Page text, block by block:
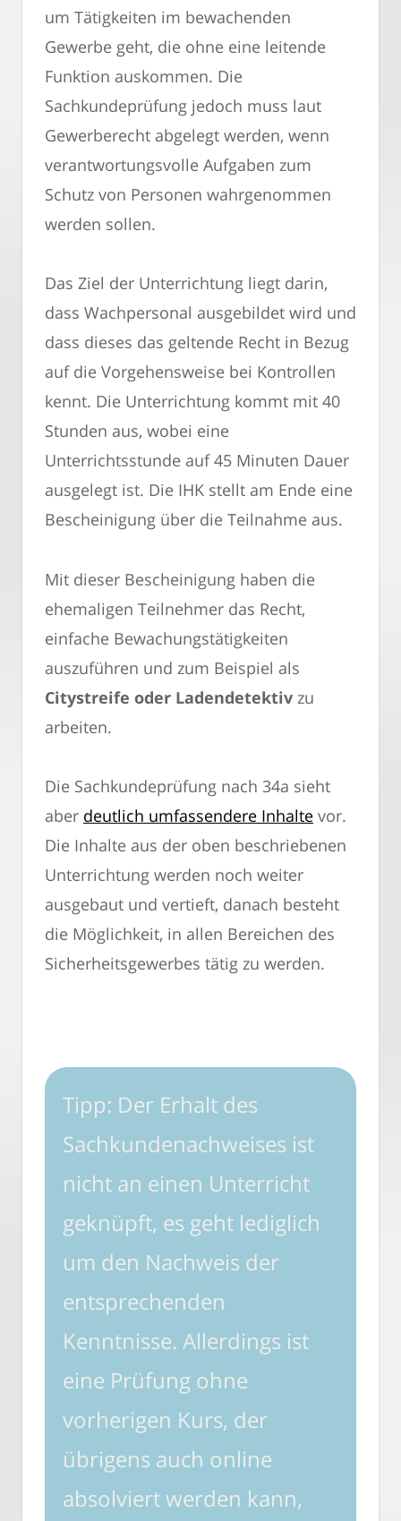
um Tätigkeiten im bewachenden
Gewerbe geht, die ohne eine leitende
Funktion auskommen. Die
Sachkundeprüfung jedoch muss laut
Gewerberecht abgelegt werden, wenn
verantwortungsvolle Aufgaben zum
Schutz von Personen wahrgenommen
werden sollen.
Das Ziel der Unterrichtung liegt darin,
dass Wachpersonal ausgebildet wird und
dass dieses das geltende Recht in Bezug
auf die Vorgehensweise bei Kontrollen
kennt. Die Unterrichtung kommt mit 40
Stunden aus, wobei eine
Unterrichtsstunde auf 45 Minuten Dauer
ausgelegt ist. Die IHK stellt am Ende eine
Bescheinigung über die Teilnahme aus.
Mit dieser Bescheinigung haben die
ehemaligen Teilnehmer das Recht,
einfache Bewachungstätigkeiten
auszuführen und zum Beispiel als
Citystreife oder Ladendetektiv zu
arbeiten.
Die Sachkundeprüfung nach 34a sieht
aber deutlich umfassendere Inhalte vor.
Die Inhalte aus der oben beschriebenen
Unterrichtung werden noch weiter
ausgebaut und vertieft, danach besteht
die Möglichkeit, in allen Bereichen des
Sicherheitsgewerbes tätig zu werden.
Tipp: Der Erhalt des
Sachkundenachweises ist
nicht an einen Unterricht
geknüpft, es geht lediglich
um den Nachweis der
entsprechenden
Kenntnisse. Allerdings ist
eine Prüfung ohne
vorherigen Kurs, der
übrigens auch online
absolviert werden kann,